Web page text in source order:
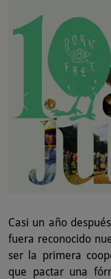
Casi un año
fuera reconocido
ser la primera
que pactar una